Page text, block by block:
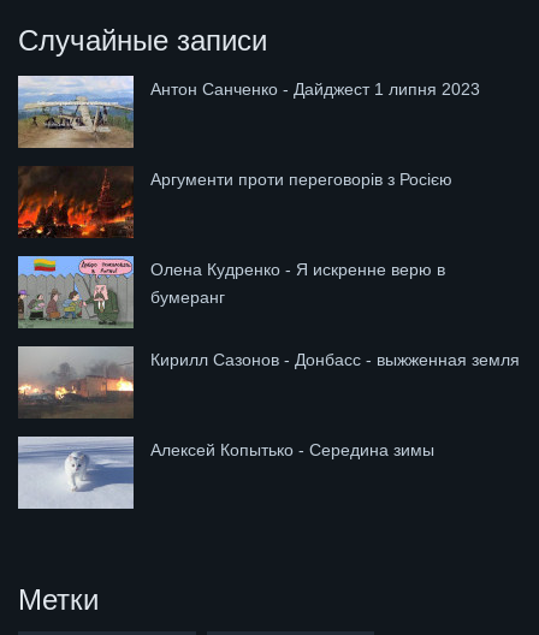
Случайные записи
Антон Санченко - Дайджест 1 липня 2023
Аргументи проти переговорів з Росією
Олена Кудренко - Я искренне верю в
бумеранг
Кирилл Сазонов - Донбасс - выжженная земля
Алексей Копытько - Середина зимы
Метки